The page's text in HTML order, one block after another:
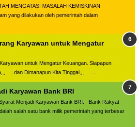
MENGATASI MASALAH KEMISKINAN
dilakukan oleh pemerintah dalam
Karyawan untuk Mengatur
untuk Mengatur Keuangan. Siapapun
dan Dimanapun Kita Tinggal,,, ...
Karyawan Bank BRI
Menjadi Karyawan Bank BRI. Bank Rakyat
salah satu bank milik pemerintah yang terbesar